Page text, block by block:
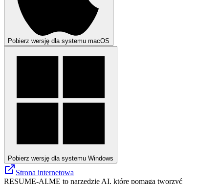
Pobierz wersję dla systemu macOS
Pobierz wersję dla systemu Windows
Strona internetowa
RESUME-AI.ME to narzędzie AI, które pomaga tworzyć